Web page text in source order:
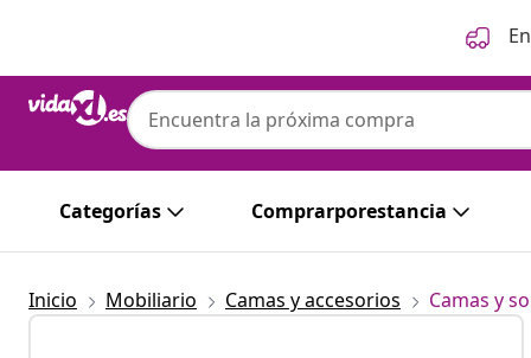
Categorías Comprarporestancia
Inicio Mobiliario Camas y accesorios Camas y